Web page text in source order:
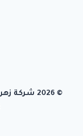
© 2026 شركة زهرة الابداع تصميم وبرمجة تيفاجو